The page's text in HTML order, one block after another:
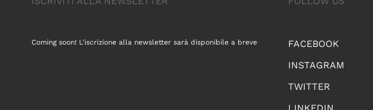
FACEBOOK
INSTAGRAM
TWITTER
Coming soon! L'iscrizione alla newsletter sarà disponibile a breve